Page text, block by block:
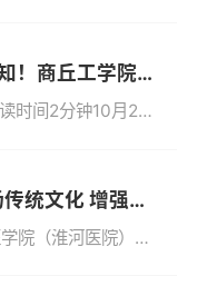
以学促行，以行践知！商丘工学院医学院学子赴淮河医院开展专业研学活动
全文共713字，预计阅读时间2分钟10月26日，商丘工学院医学院组织120余名学子来到淮河医院开展专业研学参观活动。本次活动由淮河医院护理部组织安排，旨在帮助学生深入了解临床环境，感受现代医院的管理与护理实践，增强医学生的职业认同与实践能力。在护理部的统一协调下，师生一行参观了北院急诊科、肾内科、儿科、新生儿病区及老年医学科等多个临床科室。各科室带教老师热情接待，对本科室的整体环境、诊疗流程、...
淮河医院开展“弘扬传统文化 增强民族自信”专题党课活动
9月22日，第二临床医学院（淮河医院）正处级组织员王冬梅以“弘扬传统文化 增强民族自信”为主题，为全院中层干部讲授了一堂专题党课。党课结合历史脉络与时代使命，深入探讨传统文化的内涵价值与实践路径。王冬梅围绕传统文化的源流、载体、挑战与弘扬意义等方面展开系统讲解。她梳理了从先秦百家争鸣到近代文化转型的文明演进脉络，并通过传统艺术、节日习俗、建筑符号等多元载体，生动展现了传统文化的深厚底蕴与时代价...